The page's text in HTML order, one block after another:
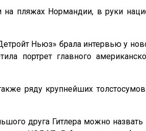
пляжах Нормандии, в руки
Ньюз» брала интервью у
портрет главного
ряду крупнейших
друга Гитлера можно